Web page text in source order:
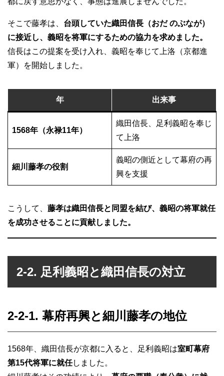
そこで藤孝は、 台頭していた織田信長（おだ のぶなが）
に接近し、義昭を将軍にするための協力を求めました。
信長はこの提案を受け入れ、義昭を奉じて上洛（京都進
軍）を開始しました。
年 出来事
1568年（永禄11年）
織田信長、足利義昭を奉じ
て上洛
細川藤孝の役割
義昭の側近として幕府の再
興を支援
こうして、 藤孝は織田信長と同盟を結び、義昭の将軍就任
を成功させることに貢献しました。
2-2. 足利義昭と織田信長の対立
2-2-1. 幕府再興と細川藤孝の地位
1568年、織田信長が京都に入ると、足利義昭は室町幕府
第15代将軍に就任しました。